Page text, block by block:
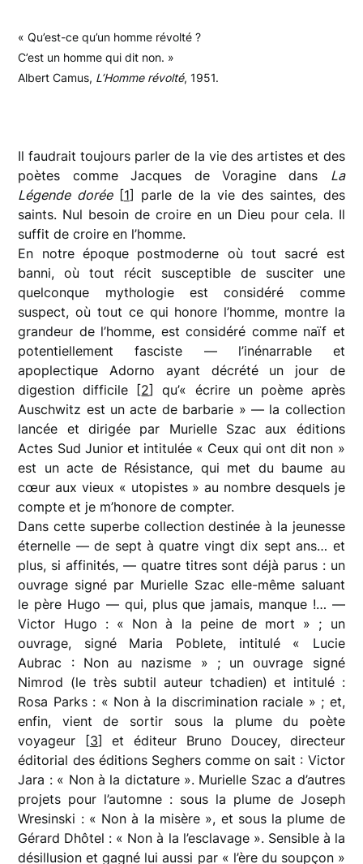
« Qu’est-ce qu’un homme révolté ?
C’est un homme qui dit non. »
Albert Camus, L’Homme révolté, 1951.
Il faudrait toujours parler de la vie des artistes et des
poètes comme Jacques de Voragine dans La
Légende dorée[1] parle de la vie des saintes, des
saints. Nul besoin de croire en un Dieu pour cela. Il
suffit de croire en l’homme.
En notre époque postmoderne où tout sacré est
banni, où tout récit susceptible de susciter une
quelconque mythologie est considéré comme
suspect, où tout ce qui honore l’homme, montre la
grandeur de l’homme, est considéré comme naïf et
potentiellement fasciste — l’inénarrable et
apoplectique Adorno ayant décrété un jour de
digestion difficile [2] qu’« écrire un poème après
Auschwitz est un acte de barbarie » — la collection
lancée et dirigée par Murielle Szac aux éditions
Actes Sud Junior et intitulée « Ceux qui ont dit non »
est un acte de Résistance, qui met du baume au
cœur aux vieux « utopistes » au nombre desquels je
compte et je m’honore de compter.
Dans cette superbe collection destinée à la jeunesse
éternelle — de sept à quatre vingt dix sept ans… et
plus, si affinités, — quatre titres sont déjà parus : un
ouvrage signé par Murielle Szac elle-même saluant
le père Hugo — qui, plus que jamais, manque !… —
Victor Hugo : « Non à la peine de mort » ; un
ouvrage, signé Maria Poblete, intitulé « Lucie
Aubrac : Non au nazisme » ; un ouvrage signé
Nimrod (le très subtil auteur tchadien) et intitulé :
Rosa Parks : « Non à la discrimination raciale » ; et,
enfin, vient de sortir sous la plume du poète
voyageur [3] et éditeur Bruno Doucey, directeur
éditorial des éditions Seghers comme on sait : Victor
Jara : « Non à la dictature ». Murielle Szac a d’autres
projets pour l’automne : sous la plume de Joseph
Wresinski : « Non à la misère », et sous la plume de
Gérard Dhôtel : « Non à la l’esclavage ». Sensible à la
désillusion et gagné lui aussi par « l’ère du soupçon »